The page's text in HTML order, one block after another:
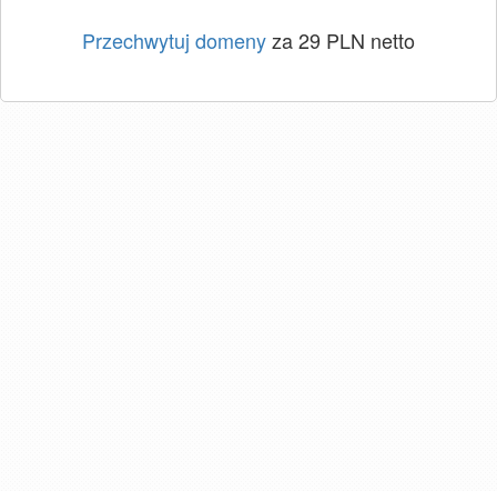
Przechwytuj domenyza 29 PLN netto